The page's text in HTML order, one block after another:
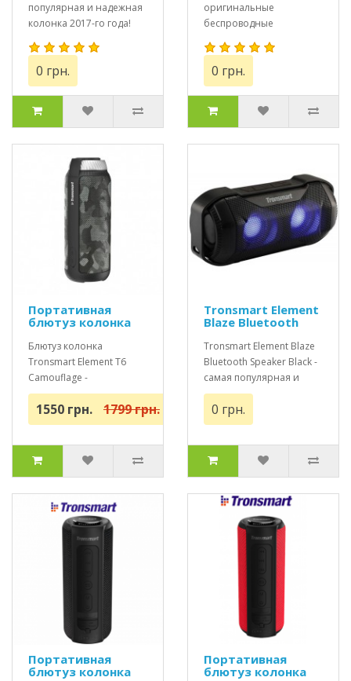
популярная и надежная
колонка 2017-го года!
Оригинал!+ Подарок от
магазина Onlysm..
0 грн.
оригинальные
беспроводные
наушники.+ Подарок от
компании 60 грн на ваш
мобильн..
0 грн.
Портативная
блютуз колонка
T6 Camouflage
Блютуз колонка
Tronsmart Element T6
Camouflage -
популярный дизайн и
качественный звук!
Оригина..
1550 грн. 1799 грн.
Tronsmart Element
Blaze Bluetooth
Портативная
блютуз колонка
Tronsmart Element Blaze
Bluetooth Speaker Black -
самая популярная и
надежная колонка 2018-
го г..
0 грн.
Портативная
блютуз колонка
Портативная
блютуз колонка